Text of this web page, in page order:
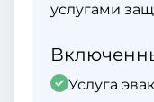
услугами
Услуга